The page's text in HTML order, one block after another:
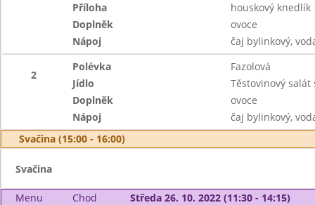
Příloha
houskový knedlík
Doplněk
ovoce
Nápoj
čaj bylinkový,
2
Polévka
Fazolová
Jídlo
Těstovinový salát
Doplněk
ovoce
Nápoj
čaj bylinkový,
Svačina (15:00 - 16:00)
Svačina
Menu Chod Středa 26. 10. 2022 (11:30 - 14:15)